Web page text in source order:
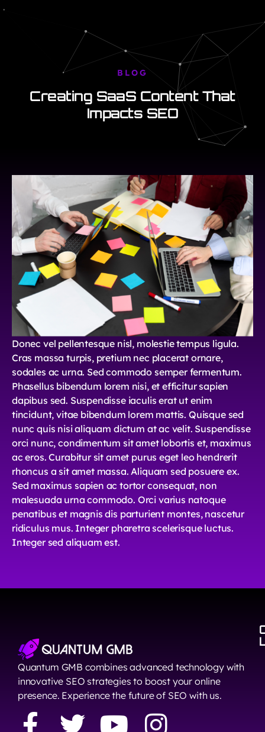
BLOG
Creating SaaS Content That
Impacts SEO
Donec vel pellentesque nisl, molestie tempus ligula.
Cras massa turpis, pretium nec placerat ornare,
sodales ac urna. Sed commodo semper fermentum.
Phasellus bibendum lorem nisi, et efficitur sapien
dapibus sed. Suspendisse iaculis erat ut enim
tincidunt, vitae bibendum lorem mattis. Quisque sed
nunc quis nisi aliquam dictum at ac velit. Suspendisse
orci nunc, condimentum sit amet lobortis et, maximus
ac eros. Curabitur sit amet purus eget leo hendrerit
rhoncus a sit amet massa. Aliquam sed posuere ex.
Sed maximus sapien ac tortor consequat, non
malesuada urna commodo. Orci varius natoque
penatibus et magnis dis parturient montes, nascetur
ridiculus mus. Integer pharetra scelerisque luctus.
Integer sed aliquam est.
Quantum GMB combines advanced technology with
innovative SEO strategies to boost your online
presence. Experience the future of SEO with us.